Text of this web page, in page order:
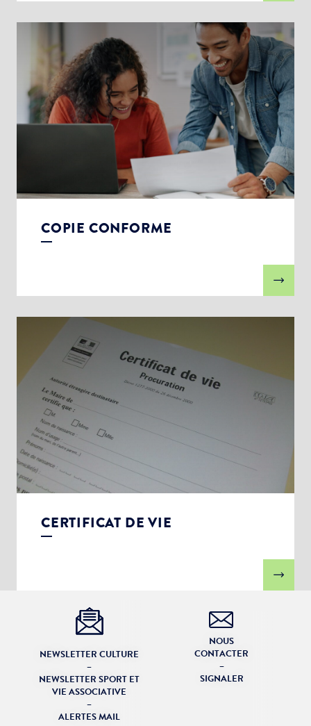
COPIE CONFORME
CERTIFICAT DE VIE
NEWSLETTER CULTURE
–
NEWSLETTER SPORT ET
VIE ASSOCIATIVE
–
ALERTES MAIL
NOUS
CONTACTER
–
SIGNALER